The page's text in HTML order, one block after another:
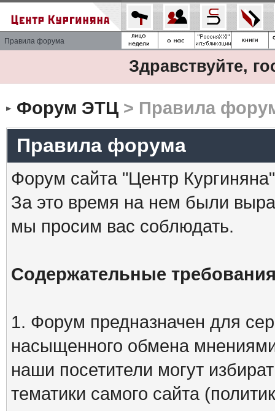
Правила форума
Здравствуйте,
Форум ЭТЦ> Правила
Правила форума
Форум сайта "Центр
За это время на нем были
мы просим вас соблюдать.
Содержательные
1. Форум предназначен для
насыщенного обмена
наши посетители могут
тематики самого сайта